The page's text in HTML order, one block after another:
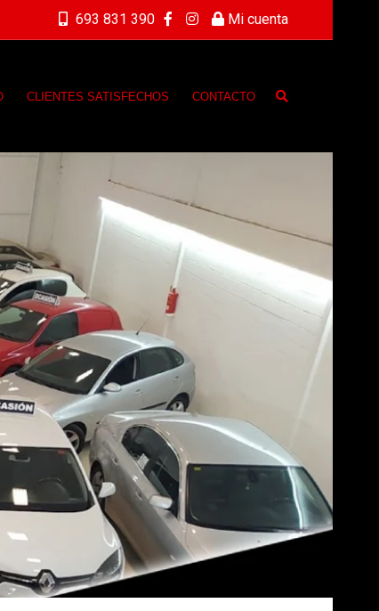
693 831 390 Mi cuenta
CLIENTES SATISFECHOS CONTACTO